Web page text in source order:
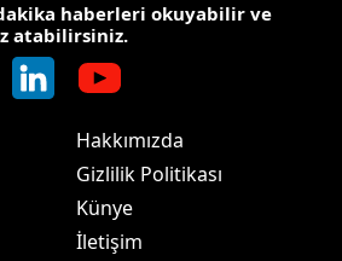
haberleri okuyabilir ve
atabilirsiniz.
Hakkımızda
Gizlilik Politikası
Künye
İletişim